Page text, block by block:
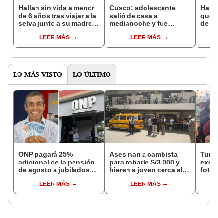
Hallan sin vida a menor
de 6 años tras viajar a la
selva junto a su madre:
desaparecida
LEER MÁS
Cusco: adolescente
salió de casa a
medianoche y fue
Vilcanota 10 días
después
LEER MÁS
que
de
LO MÁS VISTO LO ÚLTIMO
ONP pagará 25%
adicional de la pensión
de agosto a jubilados
requisito: ¿cómo saber
si soy beneficiario?
LEER MÁS
Asesinan a cambista
para robarle S/3.000 y
hieren a joven cerca al
CercadoLEER MÁS